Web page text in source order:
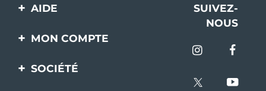
AIDE
Contactez-nous
livraisons
SUIVEZ-
NOUS
MON COMPTE
Enregistrement produit
SOCIÉTÉ